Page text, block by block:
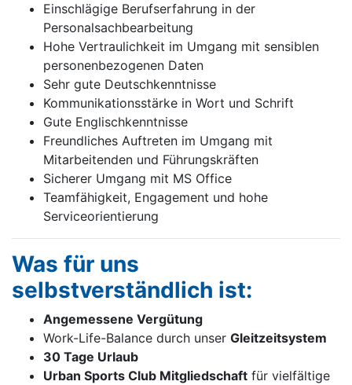
Einschlägige Berufserfahrung in der
Personalsachbearbeitung
Hohe Vertraulichkeit im Umgang mit sensiblen
personenbezogenen Daten
Sehr gute Deutschkenntnisse
Kommunikationsstärke in Wort und Schrift
Gute Englischkenntnisse
Freundliches Auftreten im Umgang mit
Mitarbeitenden und Führungskräften
Sicherer Umgang mit MS Office
Teamfähigkeit, Engagement und hohe
Serviceorientierung
Was für uns
selbstverständlich ist:
Angemessene Vergütung
Work-Life-Balance durch unser Gleitzeitsystem
30 Tage Urlaub
Urban Sports Club Mitgliedschaft für vielfältige